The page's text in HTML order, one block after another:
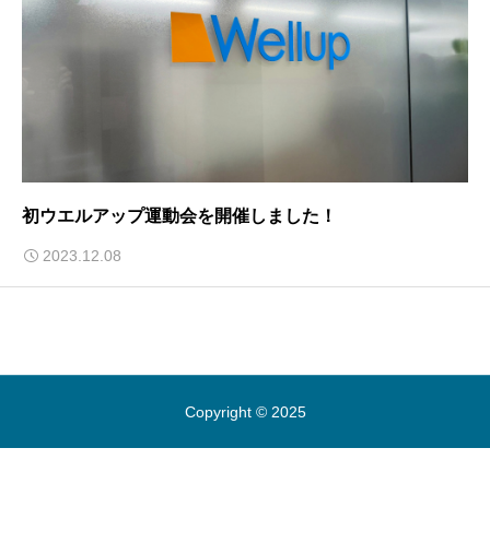
初ウエルアップ運動会を開催しました！
2023.12.08
Copyright © 2025